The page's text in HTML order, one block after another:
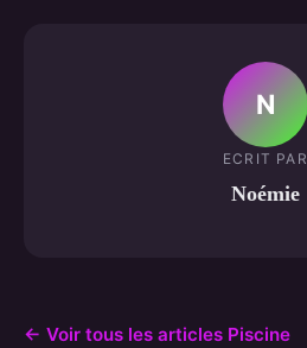
N
ECRIT PAR
Noémie
← Voir tous les articles Piscine